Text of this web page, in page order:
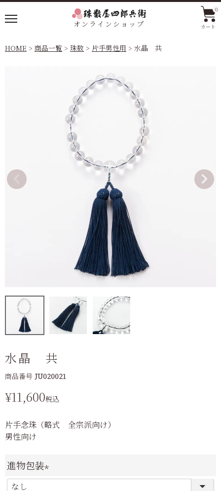
オンラインショップ カート
0
HOME 商品一覧 珠数 片手男性用 水晶 共
水晶 共
商品番号 JU020021
¥11,600税込
片手念珠（略式 全宗派向け）
男性向け
進物包装